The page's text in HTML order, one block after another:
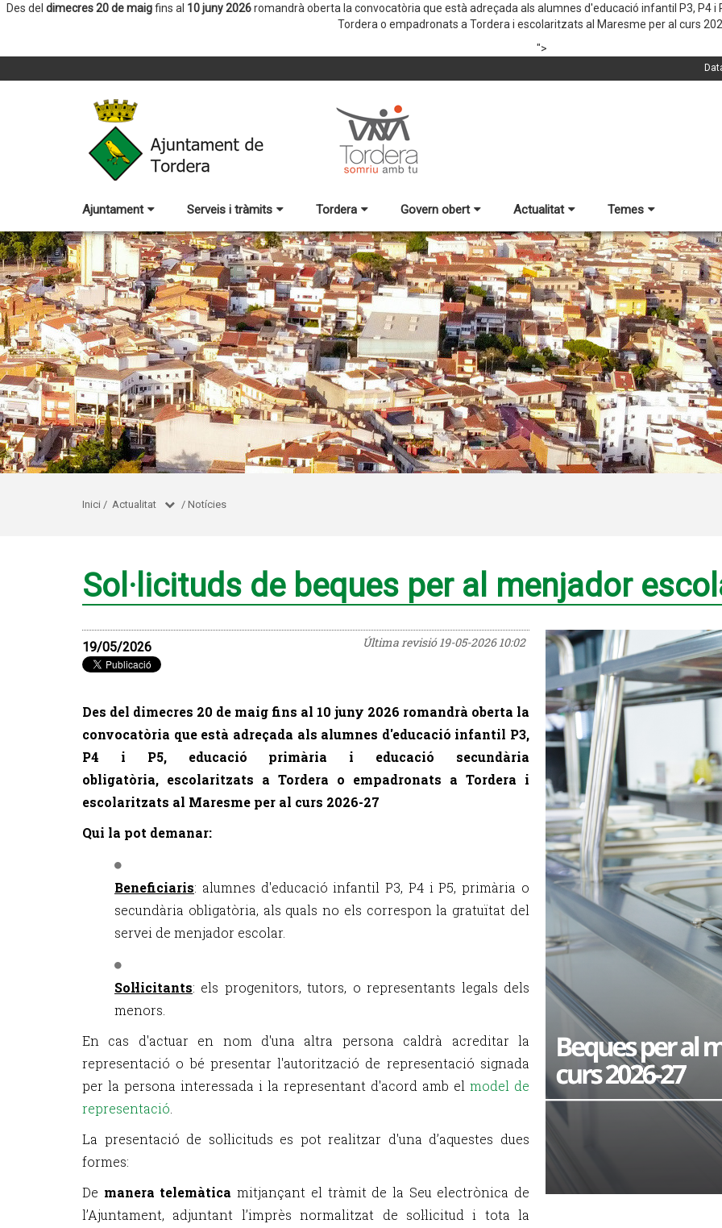
Des del dimecres 20 de maigfins al 10 juny 2026romandrà oberta la convocatòria que està adreçada als alumnes d'educació infantil P3, P4
Tordera o empadronats a Tordera i escolaritzats al Maresme per al curs
">
Ajuntament Serveis i tràmits Tordera Govern obert Actualitat Temes
Inici / Actualitat / Notícies
Sol·licituds de beques per al menjador
Última revisió19-05-2026 10:02
19/05/2026
Des del dimecres 20 de maig fins al 10 juny 2026 romandrà oberta la
convocatòria que està adreçada als alumnes d'educació infantil P3,
P4 i P5, educació primària i educació secundària
obligatòria, escolaritzats a Tordera o empadronats a Tordera i
escolaritzats al Maresme per al curs 2026-27
Qui la pot demanar:
Beneficiaris: alumnes d'educació infantil P3, P4 i P5, primària o
secundària obligatòria, als quals no els correspon la gratuïtat del
servei de menjador escolar.
Sol·licitants: els progenitors, tutors, o representants legals dels
menors.
En cas d'actuar en nom d'una altra persona caldrà acreditar la
representació o bé presentar l'autorització de representació signada
per la persona interessada i la representant d'acord amb el model de
representació
La presentació de sol·licituds es pot realitzar d'una d’aquestes dues
formes:
De manera telemàtica mitjançant el tràmit de la Seu electrònica de
l’Ajuntament, adjuntant l’imprès normalitzat de sol·licitud i tota la